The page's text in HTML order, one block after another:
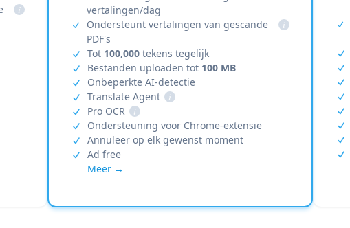
i
vertalingen/dag
Ondersteunt vertalingen van gescande
PDF's
i
Tot 100,000 tekens tegelijk
Bestanden uploaden tot 100 MB
Onbeperkte AI-detectie
Translate Agent
i
Pro OCR
i
Ondersteuning voor Chrome-extensie
Annuleer op elk gewenst moment
Ad free
Meer →